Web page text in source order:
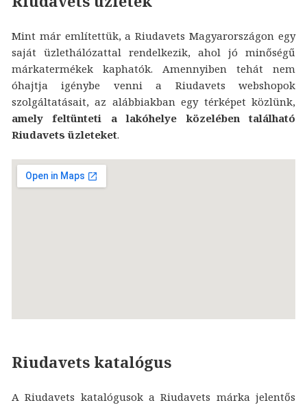
Mint már említettük, a Riudavets Magyarországon egy
saját üzlethálózattal rendelkezik, ahol jó minőségű
márkatermékek kaphatók. Amennyiben tehát nem
óhajtja igénybe venni a Riudavets webshopok
szolgáltatásait, az alábbiakban egy térképet közlünk,
amely feltünteti a lakóhelye közelében található
Riudavets üzleteket.
Riudavets katalógus
A Riudavets katalógusok a Riudavets márka jelentős